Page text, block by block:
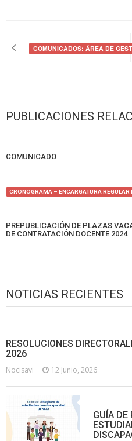
de COMUNICADOS: ÁREA DE
PUBLICACIONES
COMUNICADO
CRONOGRAMA – ENCARGATURA
PREPUBLICACIÓN DE PLAZAS
DE CONTRATACIÓN DOCENTE 2024
NOTICIAS RECIENTES
RESOLUCIONES
2026
Nocisavi 12 Junio, 2026
GUÍA DE